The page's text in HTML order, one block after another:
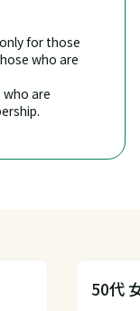
for those
who are
are
50代